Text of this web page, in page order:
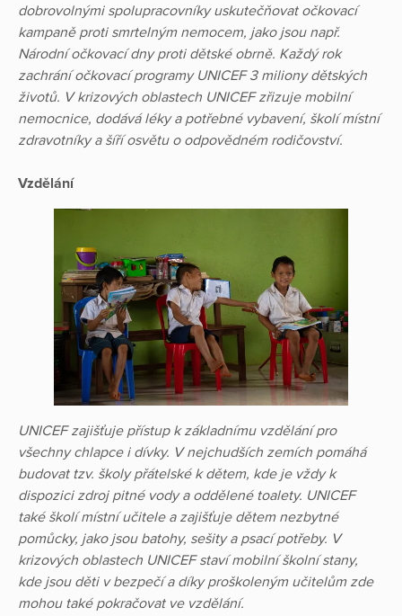
dobrovolnými spolupracovníky uskutečňovat očkovací
kampaně proti smrtelným nemocem, jako jsou např.
Národní očkovací dny proti dětské obrně. Každý rok
zachrání očkovací programy UNICEF 3 miliony dětských
životů. V krizových oblastech UNICEF zřizuje mobilní
nemocnice, dodává léky a potřebné vybavení, školí místní
zdravotníky a šíří osvětu o odpovědném rodičovství.
Vzdělání
UNICEF zajišťuje přístup k základnímu vzdělání pro
všechny chlapce i dívky. V nejchudších zemích pomáhá
budovat tzv. školy přátelské k dětem, kde je vždy k
dispozici zdroj pitné vody a oddělené toalety. UNICEF
také školí místní učitele a zajišťuje dětem nezbytné
pomůcky, jako jsou batohy, sešity a psací potřeby. V
krizových oblastech UNICEF staví mobilní školní stany,
kde jsou děti v bezpečí a díky proškoleným učitelům zde
mohou také pokračovat ve vzdělání.